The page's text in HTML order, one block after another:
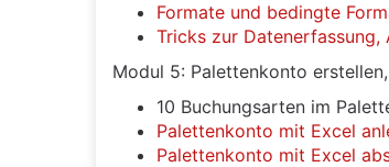
Formate und bedingte
Tricks zur
Modul 5: Palettenkonto
10 Buchungsarten im
Palettenkonto mit Excel
Palettenkonto mit Excel